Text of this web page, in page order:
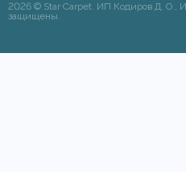
2026 © Star Carpet. ИП Кодиров Д. О.,
защищены.